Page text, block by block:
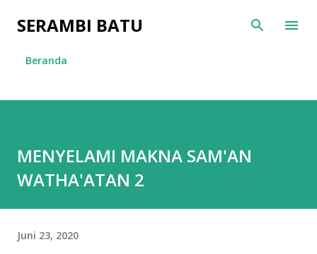
Langsung ke konten utama
SERAMBI BATU
Beranda
MENYELAMI MAKNA SAM'AN
WATHA'ATAN 2
Juni 23, 2020